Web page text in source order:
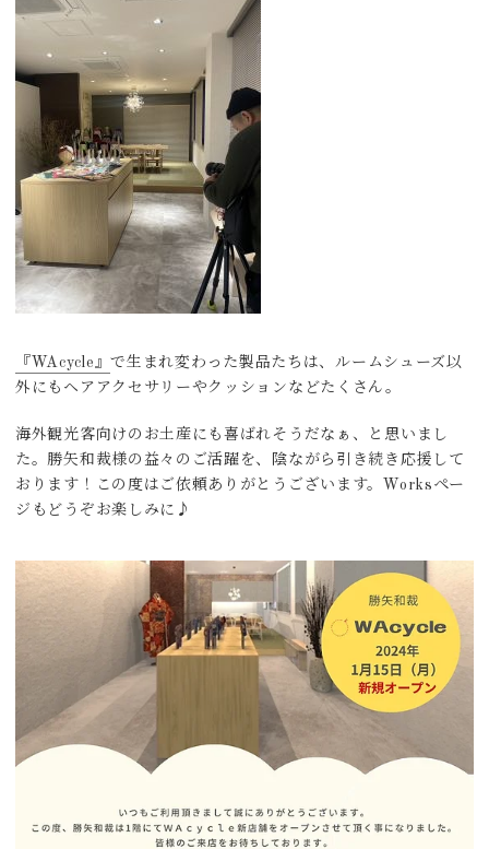
『WAcycle』で生まれ変わった製品たちは、ルームシューズ以
外にもヘアアクセサリーやクッションなどたくさん。
海外観光客向けのお土産にも喜ばれそうだなぁ、と思いまし
た。勝矢和裁様の益々のご活躍を、陰ながら引き続き応援して
おります！この度はご依頼ありがとうございます。Worksペー
ジもどうぞお楽しみに♪